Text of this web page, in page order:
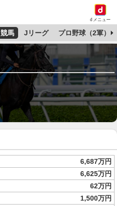
dメニュー
競馬 Jリーグ プロ野球（2軍）
6,687万円
6,625万円
62万円
1,500万円